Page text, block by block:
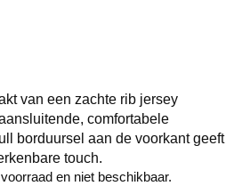
van een zachte rib jersey
comfortabele
borduursel aan de voorkant geeft
touch.
en niet beschikbaar.